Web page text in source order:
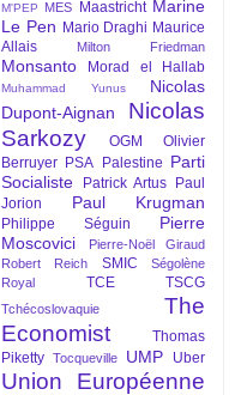
M'PEP MES Maastricht Marine
Le Pen Mario Draghi Maurice
Allais
Milton Friedman
Monsanto Morad el Hallab
Muhammad Yunus
Nicolas
Dupont-Aignan
Nicolas
Sarkozy
OGM
Olivier
Berruyer PSA Palestine Parti
Socialiste
Patrick Artus
Paul
Jorion
Paul Krugman
Philippe Séguin
Pierre
Moscovici
Pierre-Noël Giraud
Robert Reich
SMIC
Ségolène
Royal
TCE TSCG
Tchécoslovaquie
The
Economist
Thomas
Piketty Tocqueville UMP Uber
Union Européenne